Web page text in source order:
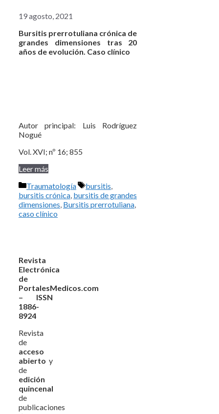
19 agosto, 2021
Bursitis prerrotuliana crónica de
grandes dimensiones tras 20
años de evolución. Caso clínico
Autor principal: Luis Rodríguez
Nogué
Vol. XVI; nº 16; 855
Leer más
Categorías
Traumatología Etiquetas
bursitis,
bursitis crónica, bursitis de grandes
dimensiones, Bursitis prerrotuliana,
caso clínico
Revista
Electrónica
de
PortalesMedicos.com
– ISSN
1886-
8924
Revista
de
acceso
abierto y
de
edición
quincenal
de
publicaciones